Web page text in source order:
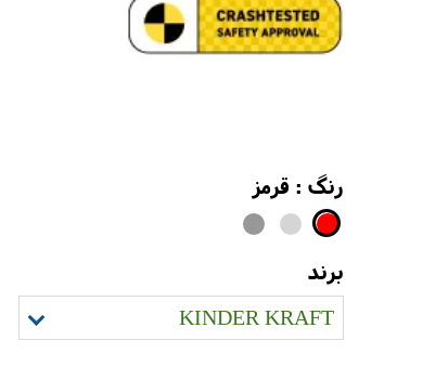
رنگ : قرمز
برند
KINDER KRAFT